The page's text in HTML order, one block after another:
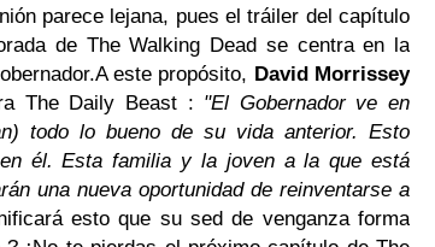
parece lejana, pues el tráiler del capítulo
de The Walking Dead se centra en la
este propósito, David Morrissey
The Daily Beast : "El Gobernador ve en
todo lo bueno de su vida anterior. Esto
él. Esta familia y la joven a la que está
una nueva oportunidad de reinventarse a
esto que su sed de venganza forma